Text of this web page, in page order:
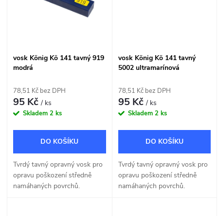
vosk König Kö 141 tavný 919
modrá
78,51 Kč bez DPH
95 Kč/ ks
Skladem 2 ks
DO KOŠÍKU
Tvrdý tavný opravný vosk pro
opravu poškození středně
namáhaných povrchů.
vosk König Kö 141 tavný
5002 ultramarínová
78,51 Kč bez DPH
95 Kč/ ks
Skladem 2 ks
DO KOŠÍKU
Tvrdý tavný opravný vosk pro
opravu poškození středně
namáhaných povrchů.